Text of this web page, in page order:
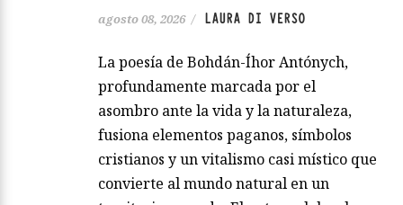
agosto 08, 2026 / LAURA DI VERSO
La poesía de Bohdán-Íhor Antónych,
profundamente marcada por el
asombro ante la vida y la naturaleza,
fusiona elementos paganos, símbolos
cristianos y un vitalismo casi místico que
convierte al mundo natural en un